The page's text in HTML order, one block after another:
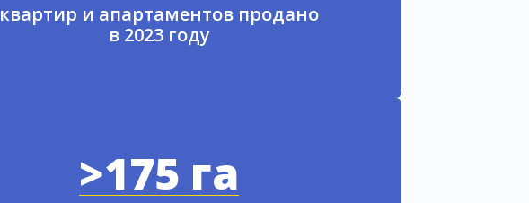
квартир и апартаментов продано
в 2023 году
>175 га